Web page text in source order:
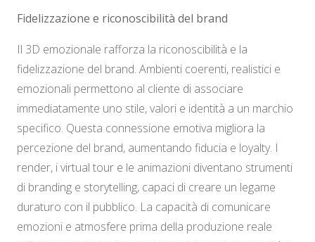
Fidelizzazione e riconoscibilità del brand
Il 3D emozionale rafforza la riconoscibilità e la
fidelizzazione del brand. Ambienti coerenti, realistici e
emozionali permettono al cliente di associare
immediatamente uno stile, valori e identità a un marchio
specifico. Questa connessione emotiva migliora la
percezione del brand, aumentando fiducia e loyalty. I
render, i virtual tour e le animazioni diventano strumenti
di branding e storytelling, capaci di creare un legame
duraturo con il pubblico. La capacità di comunicare
emozioni e atmosfere prima della produzione reale